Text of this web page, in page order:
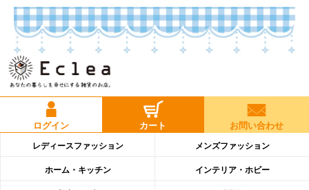
ログイン カート お問い合わせ
レディースファッション メンズファッション
ホーム・キッチン インテリア・ホビー